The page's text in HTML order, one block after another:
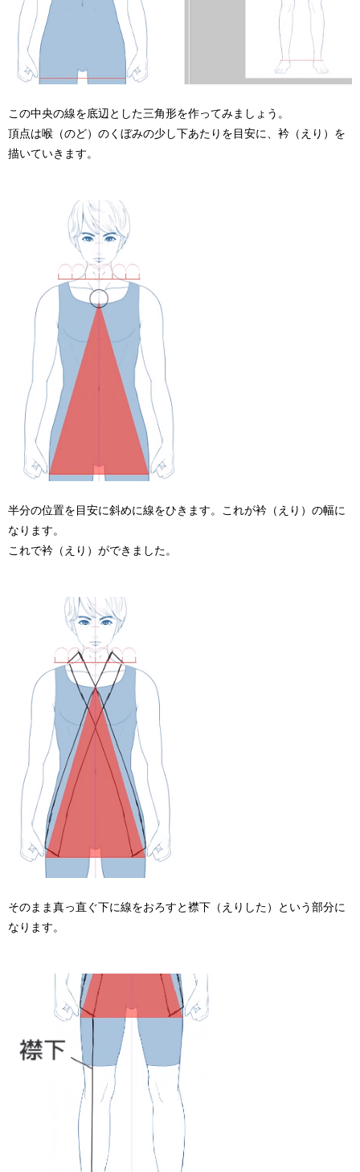
この中央の線を底辺とした三角形を作ってみましょう。
頂点は喉（のど）のくぼみの少し下あたりを目安に、衿（えり）を
描いていきます。
半分の位置を目安に斜めに線をひきます。これが衿（えり）の幅に
なります。
これで衿（えり）ができました。
そのまま真っ直ぐ下に線をおろすと襟下（えりした）という部分に
なります。